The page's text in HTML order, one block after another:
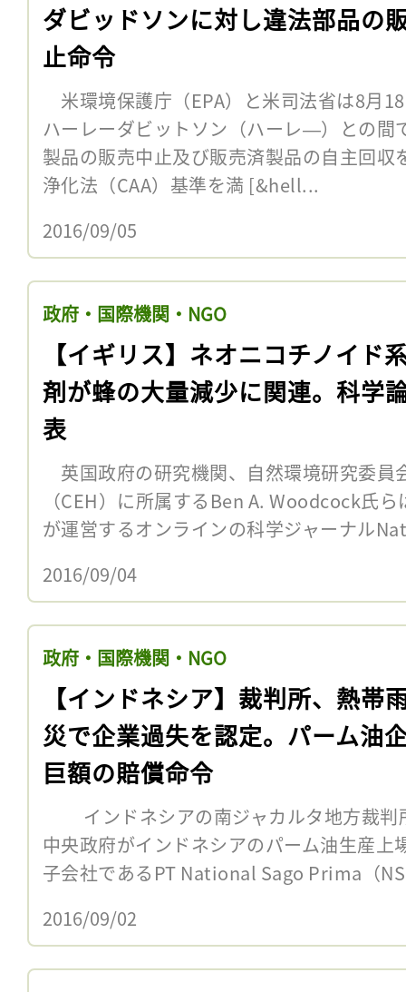
ダビッドソンに対し違法部品の
止命令
米環境保護庁（EPA）と米司法省は8月
ハーレーダビットソン（ハーレ―）との間
製品の販売中止及び販売済製品の自主回収
浄化法（CAA）基準を満 [&hell...
2016/09/05
政府・国際機関・NGO
【イギリス】ネオニコチノイド
剤が蜂の大量減少に関連。科学
表
英国政府の研究機関、自然環境研究委員
（CEH）に所属するBen A. Woodcock氏
が運営するオンラインの科学ジャーナル
2016/09/04
政府・国際機関・NGO
【インドネシア】裁判所、熱帯
災で企業過失を認定。パーム油
巨額の賠償命令
インドネシアの南ジャカルタ地方裁判
中央政府がインドネシアのパーム油生産
子会社であるPT National Sago Prima（
2016/09/02